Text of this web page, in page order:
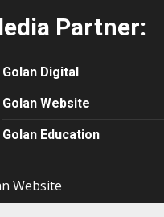
Partner:
Golan Digital
Golan Website
Golan Education
Website